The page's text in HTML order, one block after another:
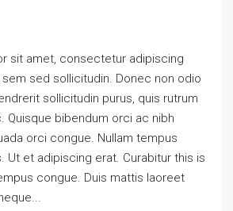
sit amet, consectetur adipiscing
sed sollicitudin. Donec non odio
sollicitudin purus, quis rutrum
Quisque bibendum orci ac nibh
orci congue. Nullam tempus
Ut et adipiscing erat. Curabitur this is
congue. Duis mattis laoreet